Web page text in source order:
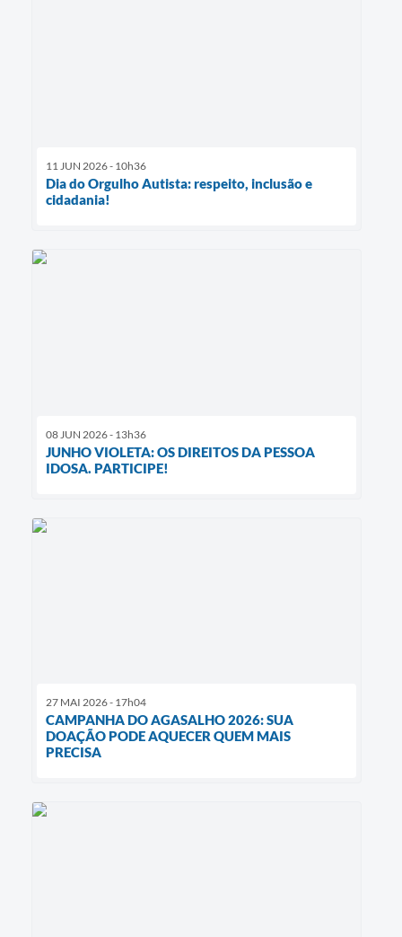
11 JUN 2026 - 10h36
Dia do Orgulho Autista: respeito, inclusão e
cidadania!
08 JUN 2026 - 13h36
JUNHO VIOLETA: OS DIREITOS DA PESSOA
IDOSA. PARTICIPE!
27 MAI 2026 - 17h04
CAMPANHA DO AGASALHO 2026: SUA
DOAÇÃO PODE AQUECER QUEM MAIS
PRECISA